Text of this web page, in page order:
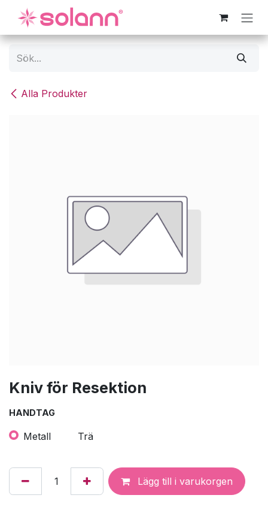
Hoppa till innehåll
Alla Produkter
Kniv för Resektion
HANDTAG
Metall Trä
Lägg till i varukorgen